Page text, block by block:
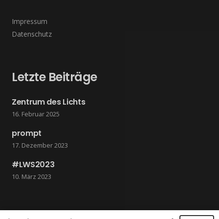
Impressum
Datenschutz
Letzte Beiträge
Zentrum des Lichts
16. Februar 2025
prompt
17. Dezember 2023
#LWS2023
10. März 2023